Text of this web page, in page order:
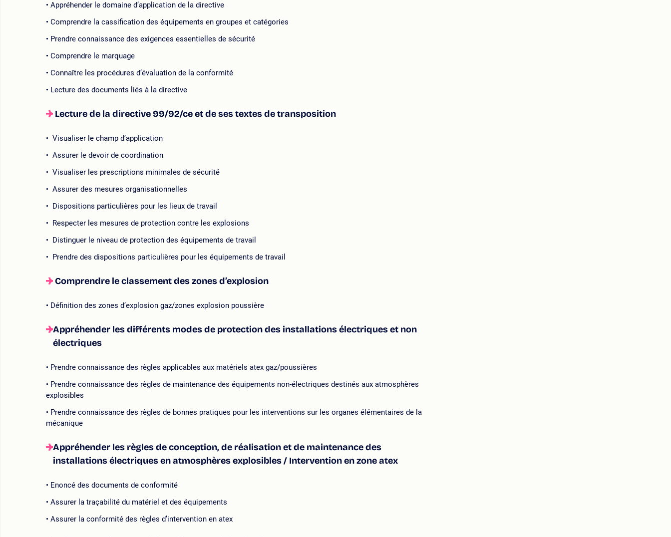
Appréhender le domaine d’application de la directive
Comprendre la cassification des équipements en groupes et catégories
Prendre connaissance des exigences essentielles de sécurité
Comprendre le marquage
Connaître les procédures d’évaluation de la conformité
Lecture des documents liés à la directive
Lecture de la directive 99/92/ce et de ses textes de transposition
Visualiser le champ d’application
Assurer le devoir de coordination
Visualiser les prescriptions minimales de sécurité
Assurer des mesures organisationnelles
Dispositions particulières pour les lieux de travail
Respecter les mesures de protection contre les explosions
Distinguer le niveau de protection des équipements de travail
Prendre des dispositions particulières pour les équipements de travail
Comprendre le classement des zones d’explosion
Définition des zones d’explosion gaz/zones explosion poussière
Appréhender les différents modes de protection des installations électriques et non
électriques
Prendre connaissance des règles applicables aux matériels atex gaz/poussières
Prendre connaissance des règles de maintenance des équipements non-électriques destinés aux atmosphères
explosibles
Prendre connaissance des règles de bonnes pratiques pour les interventions sur les organes élémentaires de la
mécanique
Appréhender les règles de conception, de réalisation et de maintenance des
installations électriques en atmosphères explosibles / Intervention en zone atex
Enoncé des documents de conformité
Assurer la traçabilité du matériel et des équipements
Assurer la conformité des règles d’intervention en atex